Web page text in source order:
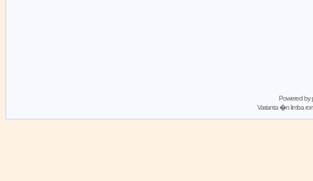
Powered by
Varianta �n limba